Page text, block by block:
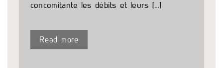
concomitante les débits et leurs […]
Read more